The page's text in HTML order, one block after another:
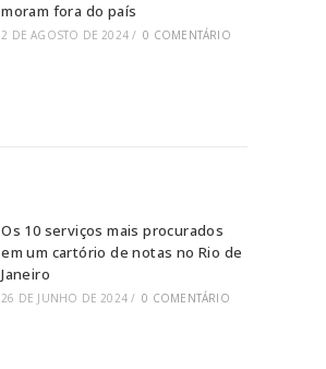
moram fora do país
2 DE AGOSTO DE 2024 / 0 COMENTÁRIO
Os 10 serviços mais procurados
em um cartório de notas no Rio de
Janeiro
26 DE JUNHO DE 2024 / 0 COMENTÁRIO